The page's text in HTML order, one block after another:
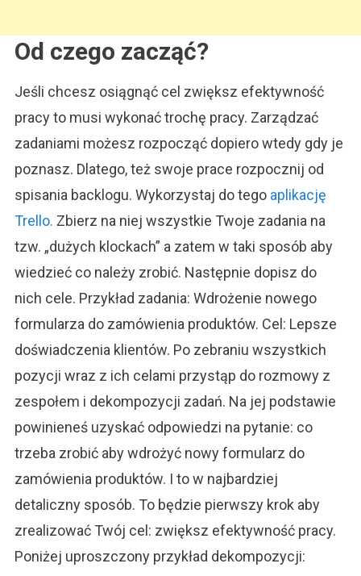
Od czego zacząć?
Jeśli chcesz osiągnąć cel zwiększ efektywność
pracy to musi wykonać trochę pracy. Zarządzać
zadaniami możesz rozpocząć dopiero wtedy gdy je
poznasz. Dlatego, też swoje prace rozpocznij od
spisania backlogu. Wykorzystaj do tego aplikację
Trello. Zbierz na niej wszystkie Twoje zadania na
tzw. „dużych klockach” a zatem w taki sposób aby
wiedzieć co należy zrobić. Następnie dopisz do
nich cele. Przykład zadania: Wdrożenie nowego
formularza do zamówienia produktów. Cel: Lepsze
doświadczenia klientów. Po zebraniu wszystkich
pozycji wraz z ich celami przystąp do rozmowy z
zespołem i dekompozycji zadań. Na jej podstawie
powinieneś uzyskać odpowiedzi na pytanie: co
trzeba zrobić aby wdrożyć nowy formularz do
zamówienia produktów. I to w najbardziej
detaliczny sposób. To będzie pierwszy krok aby
zrealizować Twój cel: zwiększ efektywność pracy.
Poniżej uproszczony przykład dekompozycji: